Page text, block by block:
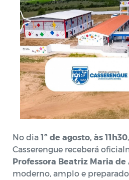
No dia 1º de agosto, às 11h30
Casserengue receberá
Professora Beatriz Maria de
moderno, amplo e